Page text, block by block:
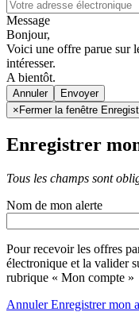
Message
Bonjour,
Voici une offre parue sur
intéresser.
A bientôt.
Annuler
× Fermer la fenêtre
Enregistrer
Tous les champs sont
Nom de mon alerte
Pour recevoir les offres
électronique et la valider
rubrique « Mon compte »
AnnulerEnregistrer mon